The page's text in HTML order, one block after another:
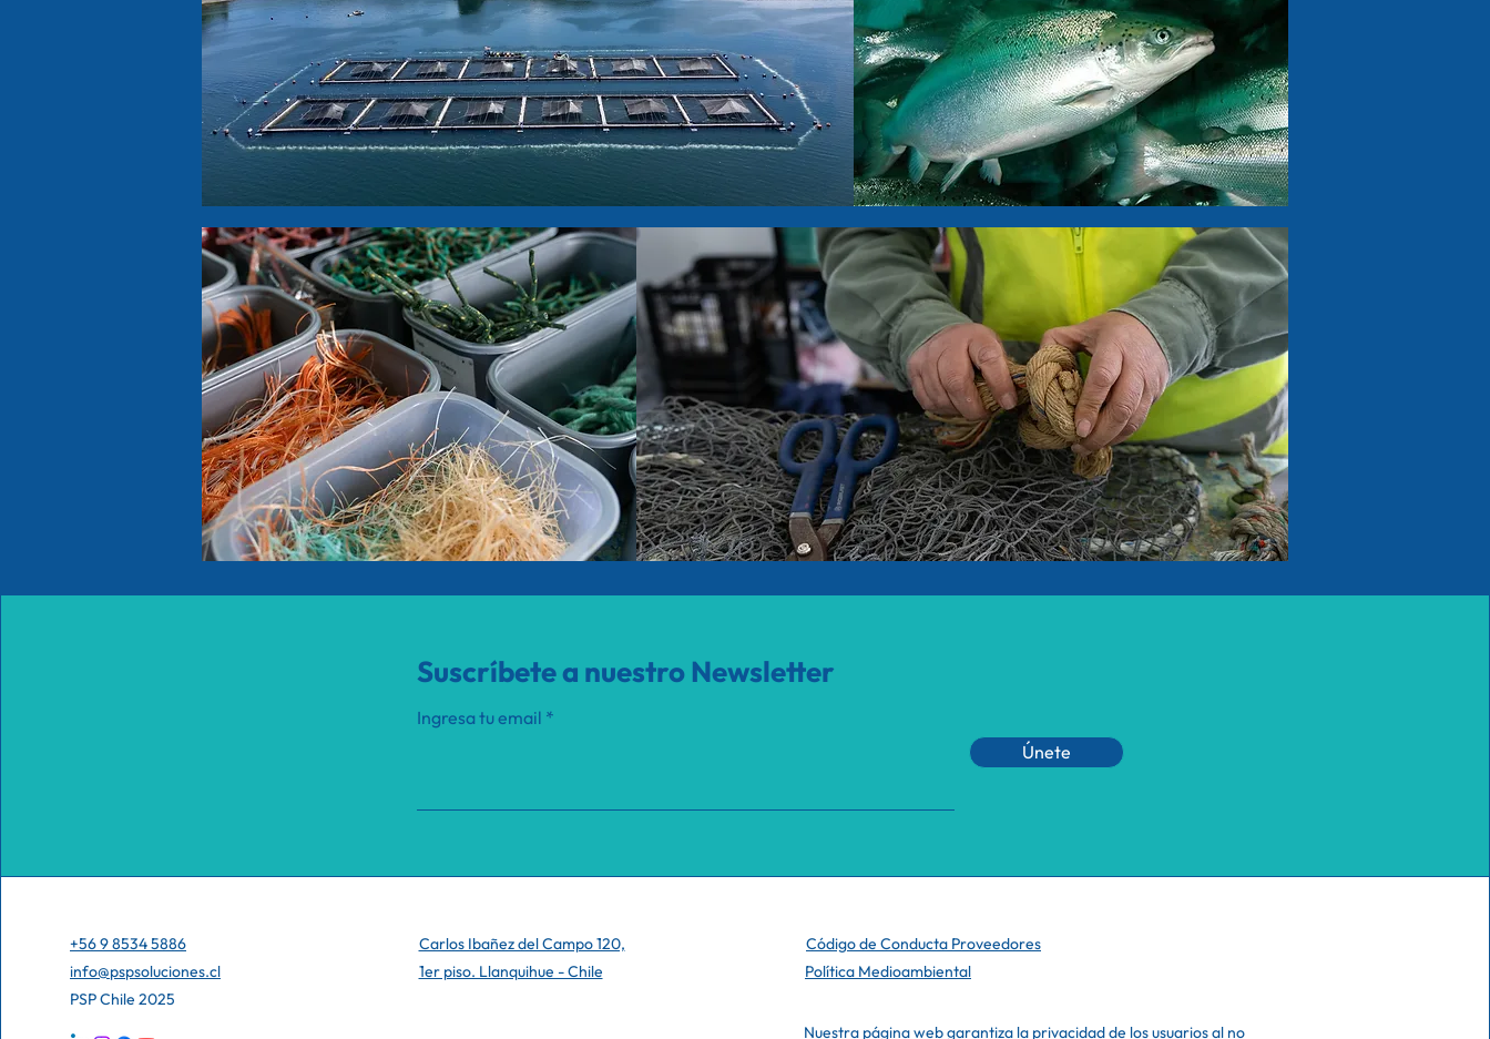
Suscríbete a nuestro Newsletter
Ingresa tu email
Únete
+56 9 8534 5886
info@pspsoluciones.cl
PSP Chile 2025
Carlos Ibañez del Campo 120,
1er piso. Llanquihue - Chile
Código de Conducta Proveedores
Política Medioambiental
Nuestra página web garantiza la privacidad de los usuarios al no